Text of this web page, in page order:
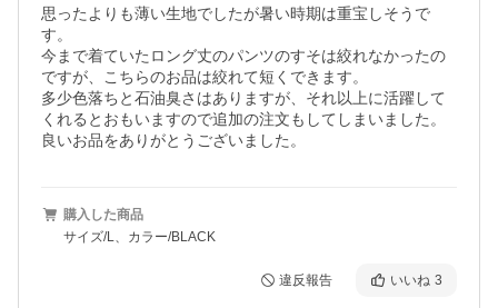
思ったよりも薄い生地でしたが暑い時期は重宝しそうで
す。
今まで着ていたロング丈のパンツのすそは絞れなかったの
ですが、こちらのお品は絞れて短くできます。
多少色落ちと石油臭さはありますが、それ以上に活躍して
くれるとおもいますので追加の注文もしてしまいました。
良いお品をありがとうございました。
購入した商品
サイズ/L、カラー/BLACK
違反報告 いいね 3